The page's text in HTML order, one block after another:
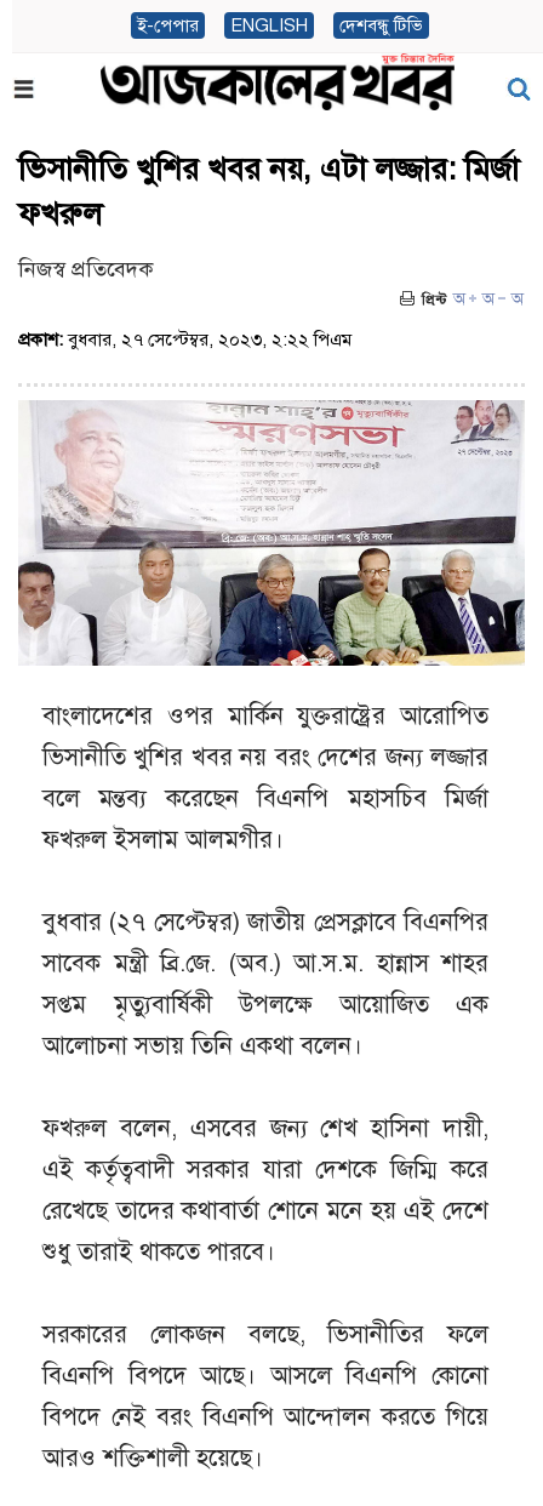
ই-পেপার ENGLISH দেশবন্ধু টিভি
ভিসানীতি খুশির খবর নয়, এটা লজ্জার: মির্জা
ফখরুল
নিজস্ব প্রতিবেদক
প্রকাশ:বুধবার, ২৭ সেপ্টেম্বর, ২০২৩, ২:২২ পিএম
বাংলাদেশের ওপর মার্কিন যুক্তরাষ্ট্রের আরোপিত
ভিসানীতি খুশির খবর নয় বরং দেশের জন্য লজ্জার
বলে মন্তব্য করেছেন বিএনপি মহাসচিব মির্জা
ফখরুল ইসলাম আলমগীর।
বুধবার (২৭ সেপ্টেম্বর) জাতীয় প্রেসক্লাবে বিএনপির
সাবেক মন্ত্রী ব্রি.জে. (অব.) আ.স.ম. হান্নাস শাহর
সপ্তম মৃত্যুবার্ষিকী উপলক্ষে আয়োজিত এক
আলোচনা সভায় তিনি একথা বলেন।
ফখরুল বলেন, এসবের জন্য শেখ হাসিনা দায়ী,
এই কর্তৃত্ববাদী সরকার যারা দেশকে জিম্মি করে
রেখেছে তাদের কথাবার্তা শোনে মনে হয় এই দেশে
শুধু তারাই থাকতে পারবে।
সরকারের লোকজন বলছে, ভিসানীতির ফলে
বিএনপি বিপদে আছে। আসলে বিএনপি কোনো
বিপদে নেই বরং বিএনপি আন্দোলন করতে গিয়ে
আরও শক্তিশালী হয়েছে।